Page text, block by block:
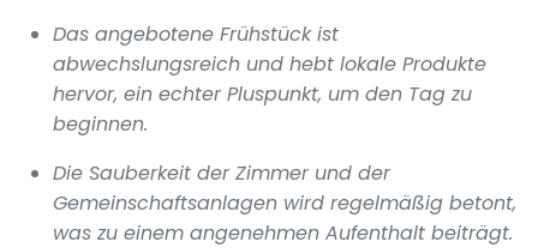
Das angebotene Frühstück ist
abwechslungsreich und hebt lokale Produkte
hervor, ein echter Pluspunkt, um den Tag zu
beginnen.
Die Sauberkeit der Zimmer und der
Gemeinschaftsanlagen wird regelmäßig betont,
was zu einem angenehmen Aufenthalt beiträgt.